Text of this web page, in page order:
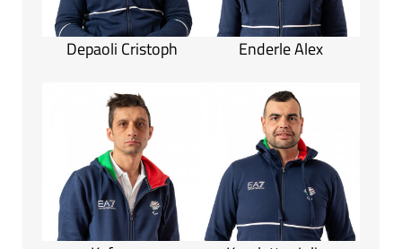
Depaoli Cristoph Enderle Alex